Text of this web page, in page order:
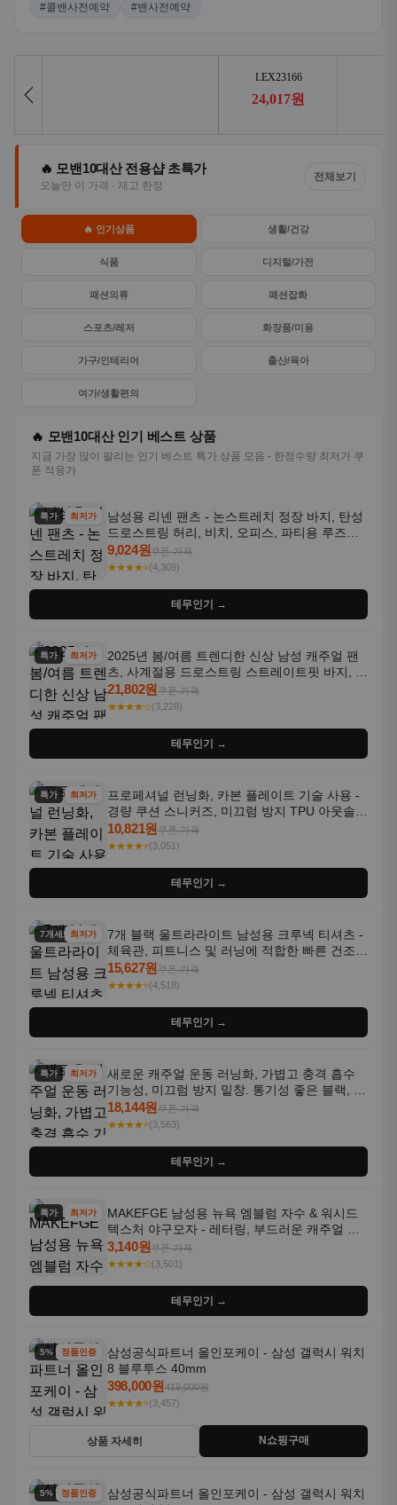
#콜밴사전예약
#밴사전예약
🔥 모밴10대산 전용샵 초특가
오늘만 이 가격 · 재고 한정
전체보기
🔥 인기상품 생활/건강
식품 디지털/가전
패션의류 패션잡화
스포츠/레저 화장품/미용
가구/인테리어 출산/육아
여가/생활편의
🔥 모밴10대산 인기 베스트 상품
지금 가장 많이 팔리는 인기 베스트 특가 상품 모음 - 한정수량 최저가 쿠
폰 적용가
특가 최저가
남성용 리넨 팬츠 - 논스트레치 정장 바지, 탄성
드로스트링 허리, 비치, 오피스, 파티용 루즈핏
트라우저 - 세탁기 사용 가능한 캐주얼 정장 의
상
9,024원쿠폰 가격
★★★★⭐(4,309)
테무인기 →
특가 최저가
2025년 봄/여름 트렌디한 신상 남성 캐주얼 팬
츠, 사계절용 드로스트링 스트레이트핏 바지, 한
국 스타일, 활용도 높은 아웃도어 및 정장용, 발
목 바지
21,802원쿠폰 가격
★★★★☆(3,228)
테무인기 →
특가 최저가
프로페셔널 런닝화, 카본 플레이트 기술 사용 -
경량 쿠션 스니커즈, 미끄럼 방지 TPU 아웃솔,
통기성 화이트-퍼플 그라데이션, 헬스, 트레이
닝 - 남성용, 여성용, 모든 계절에 적합
10,821원쿠폰 가격
★★★★⭐(3,051)
테무인기 →
7개세트최저가
7개 블랙 울트라라이트 남성용 크루넥 티셔츠 -
체육관, 피트니스 및 러닝에 적합한 빠른 건조,
통기성 좋은 수분 흡수 반팔 운동복
15,627원쿠폰 가격
★★★★⭐(4,518)
테무인기 →
특가 최저가
새로운 캐주얼 운동 러닝화, 가볍고 충격 흡수
기능성, 미끄럼 방지 밑창. 통기성 좋은 블랙, 화
이트, 퍼플 그라데이션 색상
18,144원쿠폰 가격
★★★★⭐(3,563)
테무인기 →
특가 최저가
MAKEFGE 남성용 뉴욕 엠블럼 자수 & 워시드
텍스처 야구모자 - 레터링, 부드러운 캐주얼 모
자, NYC 스타일
3,140원쿠폰 가격
★★★★☆(3,501)
테무인기 →
5% 할인정품인증
삼성공식파트너 올인포케이 - 삼성 갤럭시 워치
8 블루투스 40mm
398,000원419,000원
★★★★⭐(3,457)
상품 자세히 N쇼핑구매
5% 할인정품인증
삼성공식파트너 올인포케이 - 삼성 갤럭시 워치